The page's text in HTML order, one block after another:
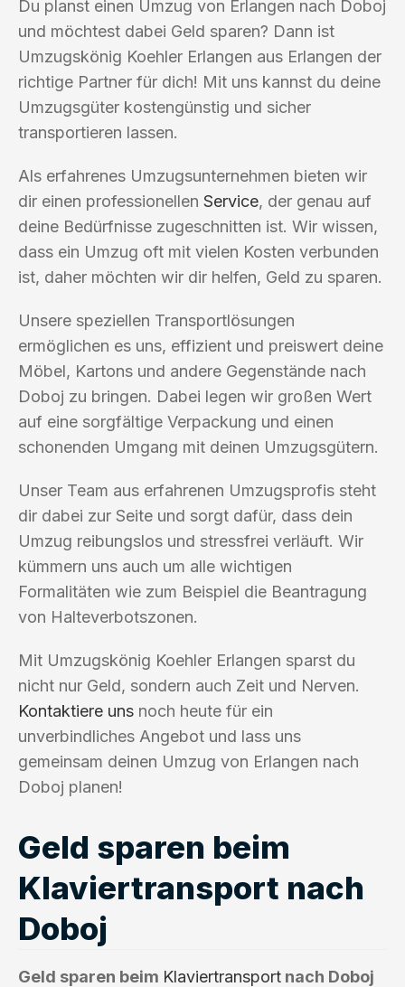
Du planst einen Umzug von Erlangen nach Doboj
und möchtest dabei Geld sparen? Dann ist
Umzugskönig Koehler Erlangen aus Erlangen der
richtige Partner für dich! Mit uns kannst du deine
Umzugsgüter kostengünstig und sicher
transportieren lassen.
Als erfahrenes Umzugsunternehmen bieten wir
dir einen professionellen Service, der genau auf
deine Bedürfnisse zugeschnitten ist. Wir wissen,
dass ein Umzug oft mit vielen Kosten verbunden
ist, daher möchten wir dir helfen, Geld zu sparen.
Unsere speziellen Transportlösungen
ermöglichen es uns, effizient und preiswert deine
Möbel, Kartons und andere Gegenstände nach
Doboj zu bringen. Dabei legen wir großen Wert
auf eine sorgfältige Verpackung und einen
schonenden Umgang mit deinen Umzugsgütern.
Unser Team aus erfahrenen Umzugsprofis steht
dir dabei zur Seite und sorgt dafür, dass dein
Umzug reibungslos und stressfrei verläuft. Wir
kümmern uns auch um alle wichtigen
Formalitäten wie zum Beispiel die Beantragung
von Halteverbotszonen.
Mit Umzugskönig Koehler Erlangen sparst du
nicht nur Geld, sondern auch Zeit und Nerven.
Kontaktiere uns noch heute für ein
unverbindliches Angebot und lass uns
gemeinsam deinen Umzug von Erlangen nach
Doboj planen!
Geld sparen beim
Klaviertransport nach
Doboj
Geld sparen beim Klaviertransport nach Doboj